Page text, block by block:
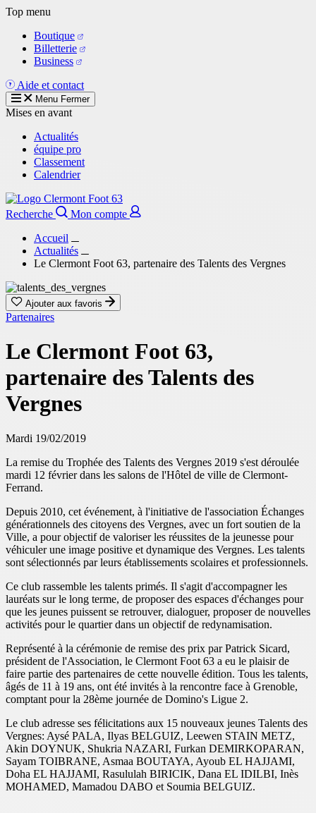
Aller
contenu
principal
Top menu
Boutique
Billetterie
Business
Aide et contact
Menu Fermer
Mises en avant
Actualités
équipe pro
Classement
Calendrier
Recherche
Mon compte
Accueil
Actualités
Le Clermont Foot 63, partenaire des Talents des Vergnes
Ajouter aux favoris
Partenaires
Le Clermont Foot 63,
partenaire des Talents des
Vergnes
Mardi 19/02/2019
La remise du Trophée des Talents des Vergnes 2019 s'est déroulée
mardi 12 février dans les salons de l'Hôtel de ville de Clermont-
Ferrand.
Depuis 2010, cet événement, à l'initiative de l'association Échanges
générationnels des citoyens des Vergnes, avec un fort soutien de la
Ville, a pour objectif de valoriser les réussites de la jeunesse pour
véhiculer une image positive et dynamique des Vergnes. Les talents
sont sélectionnés par leurs établissements scolaires et professionnels.
Ce club rassemble les talents primés. Il s'agit d'accompagner les
lauréats sur le long terme, de proposer des espaces d'échanges pour
que les jeunes puissent se retrouver, dialoguer, proposer de nouvelles
activités pour le quartier dans un objectif de redynamisation.
Représenté à la cérémonie de remise des prix par Patrick Sicard,
président de l'Association, le Clermont Foot 63 a eu le plaisir de
faire partie des partenaires de cette nouvelle édition. Tous les talents,
âgés de 11 à 19 ans, ont été invités à la rencontre face à Grenoble,
comptant pour la 28ème journée de Domino's Ligue 2.
Le club adresse ses félicitations aux 15 nouveaux jeunes Talents des
Vergnes: Aysé PALA, Ilyas BELGUIZ, Leewen STAIN METZ,
Akin DOYNUK, Shukria NAZARI, Furkan DEMIRKOPARAN,
Sayam TOIBRANE, Asmaa BOUTAYA, Ayoub EL HAJJAMI,
Doha EL HAJJAMI, Rasululah BIRICIK, Dana EL IDILBI, Inès
MOHAMED, Mamadou DABO et Soumia BELGUIZ.